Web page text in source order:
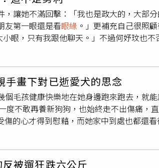
翔這次憑《春行》入圍金馬影帝，將跟張
會期待奪獎，喜翔謙虛稱：「我沒有台灣
割掉啦！」對於獎項一切隨緣。
例如他收藏了不少水晶，大部分的水晶都
字之後，推薦他要帶不同顏色的水晶，
。」而他最近常戴的是黑色水晶，「因
拍幾次他的臉都是模糊的，但其他人都很
龔言脩詢問老師後補足缺少的顏色。（
林士傑攝）龔言脩也有許多條項鍊，幾乎
就把這件事情套在所有東西上面。」他偏愛
會買有珍珠的，有一些設計感，工作的時
利品。（圖／林士傑攝）比起項鍊，戒
此基本上只有工作時會戴，他也說以前會
配的工具，「以前有用Apple Watch，但
、手鍊及手錶對龔言脩來說都是穿搭的工
主，「我不是愛收藏鞋子的人，真的會
。」這幾年他偏愛的品牌是HOKA，其中
讓她不滿回擊：「我也是政大的，大部
友第一眼還是看眼緣 。」更補充自己很照
眼，只有我跟他聊天。」不過何妤玟也不
要我一直請吃飯，這個關係不對等吧？
有錢，我當然可以要求你也有錢，這不是
，「他當過我經紀人，但我有事找他，他
我們就合作到今天，掰掰』，如果今天我
明星。（圖／中天提供）在現場的李明
所以當時我就想，如果妳不爽也只是現在
，「那時候本人已經是明川老師了，也被
道有發生過這件事，李明川表示：「拍
不早講』？」楊昇達則被匿名爆料婚禮座
為讓他更困擾，「有些人會說『我先看一
畫下對已逝愛犬的思念
毛孩健康快樂地在她身邊跑來跑去，就
不敢再養新狗狗，也始終走不出傷痛，
的心才得到慰藉，而她家中到處也都還
世後，蔚葒縈十分難過，直到小Boo入
6年就離開，還有很多地方蔚葒縈來不及
被遛狂跌六公斤